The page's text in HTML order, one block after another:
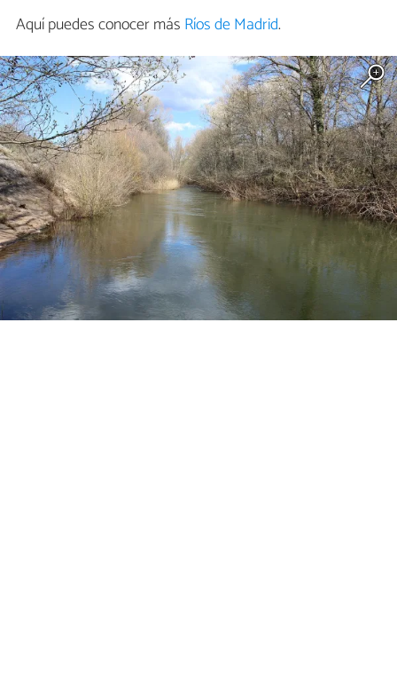
Aquí puedes conocer más Ríos de Madrid.